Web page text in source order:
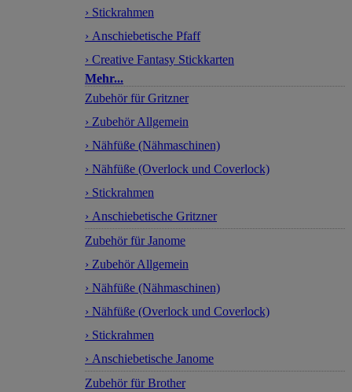
› Stickrahmen
› Anschiebetische Pfaff
› Creative Fantasy Stickkarten
Mehr...
Zubehör für Gritzner
› Zubehör Allgemein
› Nähfüße (Nähmaschinen)
› Nähfüße (Overlock und Coverlock)
› Stickrahmen
› Anschiebetische Gritzner
Zubehör für Janome
› Zubehör Allgemein
› Nähfüße (Nähmaschinen)
› Nähfüße (Overlock und Coverlock)
› Stickrahmen
› Anschiebetische Janome
Zubehör für Brother